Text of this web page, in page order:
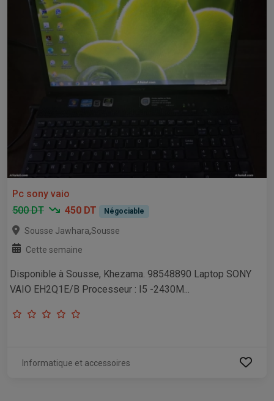
Pc sony vaio
500 DT
450 DT Négociable
Sousse Jawhara,Sousse
Cette semaine
Disponible à Sousse, Khezama. 98548890 Laptop SONY
VAIO EH2Q1E/B Processeur : I5 -2430M...
Informatique et accessoires